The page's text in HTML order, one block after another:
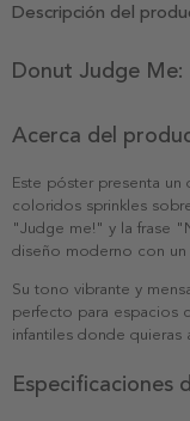
Descripción del
Donut Judge
Acerca del
Este póster presenta
coloridos sprinkles
"Judge me!" y la frase
diseño moderno con un
Su tono vibrante y
perfecto para espacios
infantiles donde
Especificaciones